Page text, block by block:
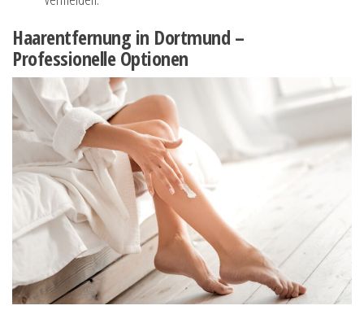
Haarentfernung in Dortmund –
Professionelle Optionen